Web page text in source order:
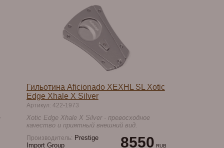
Гильотина Aficionado XEXHL SL Xotic
Edge Xhale X Silver
Артикул: 422-1973
Xotic Edge Xhale X Silver - превосходное
качество и приятный внешний вид.
Производитель: Prestige
Import Group
8550 RUB